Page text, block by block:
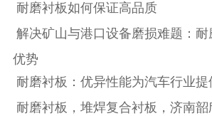
耐磨衬板如何保证高品质
解决矿山与港口设备磨损难题：
优势
耐磨衬板：优异性能为汽车行业提
耐磨衬板，堆焊复合衬板，济南韶